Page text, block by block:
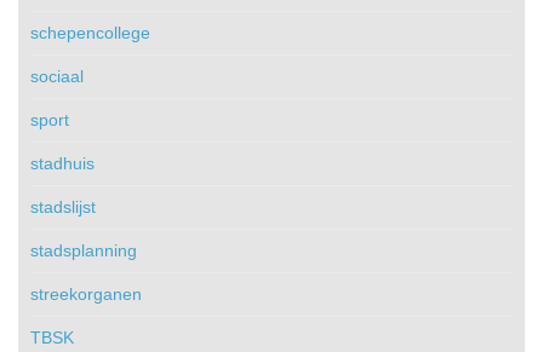
schepencollege
sociaal
sport
stadhuis
stadslijst
stadsplanning
streekorganen
TBSK